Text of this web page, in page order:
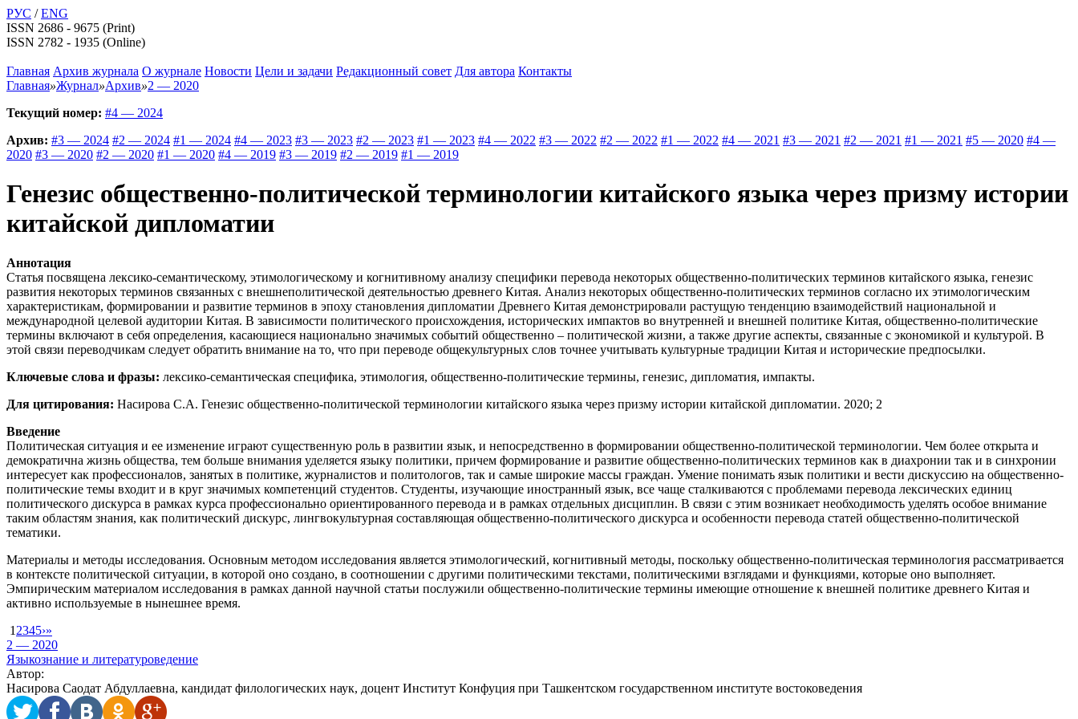
РУС /ENG
ISSN 2686 - 9675 (Print)
ISSN 2782 - 1935 (Online)
Главная Архив журнала О журнале Новости Цели и задачи Редакционный совет Для автора Контакты
Главная»Журнал»Архив»2 — 2020
Текущий номер: #4 — 2024
Архив: #3 — 2024 #2 — 2024 #1 — 2024 #4 — 2023 #3 — 2023 #2 — 2023 #1 — 2023 #4 — 2022 #3 — 2022 #2 — 2022 #1 — 2022 #4 — 2021 #3 — 2021 #2 — 2021 #1 — 2021 #5 — 2020 #4 —
2020 #3 — 2020 #2 — 2020 #1 — 2020 #4 — 2019 #3 — 2019 #2 — 2019 #1 — 2019
Генезис общественно-политической терминологии китайского языка через призму истории
китайской дипломатии
Aннотация
Статья посвящена лексико-семантическому, этимологическому и когнитивному анализу специфики перевода некоторых общественно-политических терминов китайского языка, генезис
развития некоторых терминов связанных с внешнеполитической деятельностью древнего Китая. Анализ некоторых общественно-политических терминов согласно их этимологическим
характеристикам, формировании и развитие терминов в эпоху становления дипломатии Древнего Китая демонстрировали растущую тенденцию взаимодействий национальной и
международной целевой аудитории Китая. В зависимости политического происхождения, исторических импактов во внутренней и внешней политике Китая, общественно-политические
термины включают в себя определения, касающиеся национально значимых событий общественно – политической жизни, а также другие аспекты, связанные с экономикой и культурой. В
этой связи переводчикам следует обратить внимание на то, что при переводе общекультурных слов точнее учитывать культурные традиции Китая и исторические предпосылки.
Ключевые слова и фразы: лексико-семантическая специфика, этимология, общественно-политические термины, генезис, дипломатия, импакты.
Для цитирования: Насирова С.A. Генезис общественно-политической терминологии китайского языка через призму истории китайской дипломатии. 2020; 2
Введение
Политическая ситуация и ее изменение играют существенную роль в развитии язык, и непосредственно в формировании общественно-политической терминологии. Чем более открыта и
демократична жизнь общества, тем больше внимания уделяется языку политики, причем формирование и развитие общественно-политических терминов как в диахронии так и в синхронии
интересует как профессионалов, занятых в политике, журналистов и политологов, так и самые широкие массы граждан. Умение понимать язык политики и вести дискуссию на общественно-
политические темы входит и в круг значимых компетенций студентов. Студенты, изучающие иностранный язык, все чаще сталкиваются с проблемами перевода лексических единиц
политического дискурса в рамках курса профессионально ориентированного перевода и в рамках отдельных дисциплин. В связи с этим возникает необходимость уделять особое внимание
таким областям знания, как политический дискурс, лингвокультурная составляющая общественно-политического дискурса и особенности перевода статей общественно-политической
тематики.
Материалы и методы исследования. Основным методом исследования является этимологический, когнитивный методы, поскольку общественно-политическая терминология рассматривается
в контексте политической ситуации, в которой оно создано, в соотношении с другими политическими текстами, политическими взглядами и функциями, которые оно выполняет.
Эмпирическим материалом исследования в рамках данной научной статьи послужили общественно-политические термины имеющие отношение к внешней политике древнего Китая и
активно используемые в нынешнее время.
1 2345›»
2 — 2020
Языкознание и литературоведение
Автор:
Насирова Саодат Абдуллаевна, кандидат филологических наук, доцент Институт Конфуция при Ташкентском государственном институте востоковедения